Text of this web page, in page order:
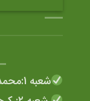
شعبه 1:محمدشهر خیابان بختیاری